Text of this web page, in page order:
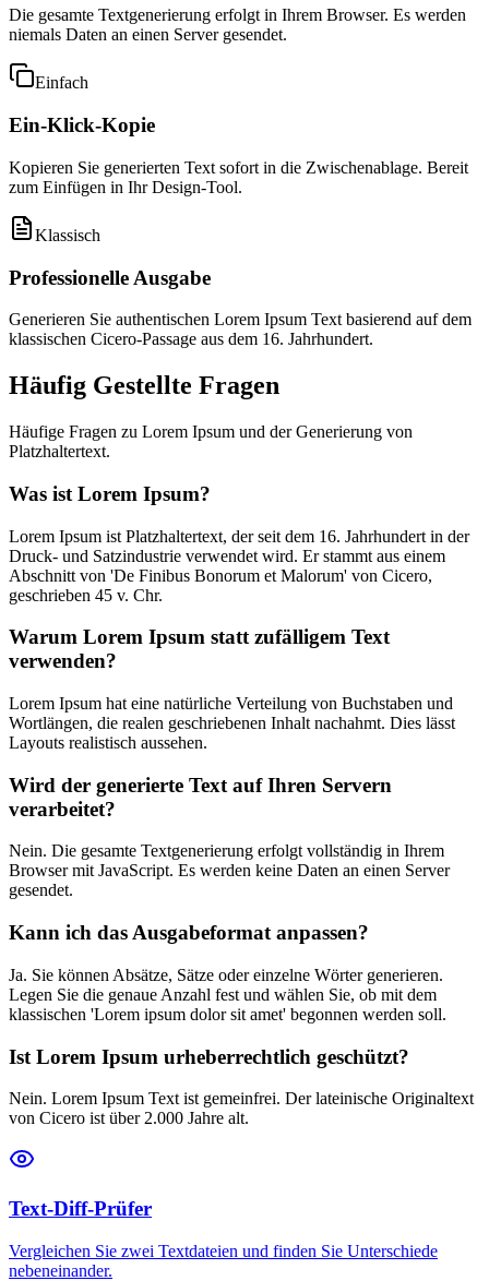
Die gesamte Textgenerierung erfolgt in Ihrem Browser. Es werden
niemals Daten an einen Server gesendet.
Einfach
Ein-Klick-Kopie
Kopieren Sie generierten Text sofort in die Zwischenablage. Bereit
zum Einfügen in Ihr Design-Tool.
Klassisch
Professionelle Ausgabe
Generieren Sie authentischen Lorem Ipsum Text basierend auf dem
klassischen Cicero-Passage aus dem 16. Jahrhundert.
Häufig Gestellte Fragen
Häufige Fragen zu Lorem Ipsum und der Generierung von
Platzhaltertext.
Was ist Lorem Ipsum?
Lorem Ipsum ist Platzhaltertext, der seit dem 16. Jahrhundert in der
Druck- und Satzindustrie verwendet wird. Er stammt aus einem
Abschnitt von 'De Finibus Bonorum et Malorum' von Cicero,
geschrieben 45 v. Chr.
Warum Lorem Ipsum statt zufälligem Text
verwenden?
Lorem Ipsum hat eine natürliche Verteilung von Buchstaben und
Wortlängen, die realen geschriebenen Inhalt nachahmt. Dies lässt
Layouts realistisch aussehen.
Wird der generierte Text auf Ihren Servern
verarbeitet?
Nein. Die gesamte Textgenerierung erfolgt vollständig in Ihrem
Browser mit JavaScript. Es werden keine Daten an einen Server
gesendet.
Kann ich das Ausgabeformat anpassen?
Ja. Sie können Absätze, Sätze oder einzelne Wörter generieren.
Legen Sie die genaue Anzahl fest und wählen Sie, ob mit dem
klassischen 'Lorem ipsum dolor sit amet' begonnen werden soll.
Ist Lorem Ipsum urheberrechtlich geschützt?
Nein. Lorem Ipsum Text ist gemeinfrei. Der lateinische Originaltext
von Cicero ist über 2.000 Jahre alt.
Text-Diff-Prüfer
Vergleichen Sie zwei Textdateien und finden Sie Unterschiede
nebeneinander.